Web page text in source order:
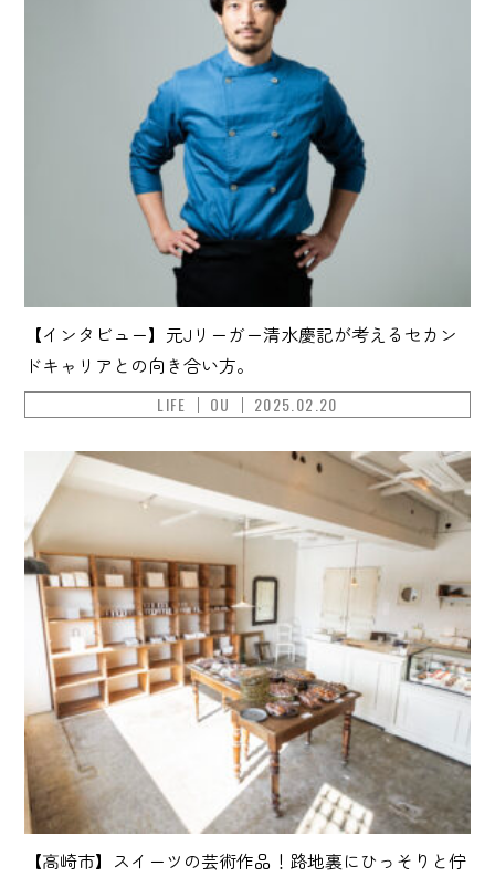
【インタビュー】元Jリーガー清水慶記が考えるセカン
ドキャリアとの向き合い方。
LIFE OU 2025.02.20
【高崎市】スイーツの芸術作品！路地裏にひっそりと佇